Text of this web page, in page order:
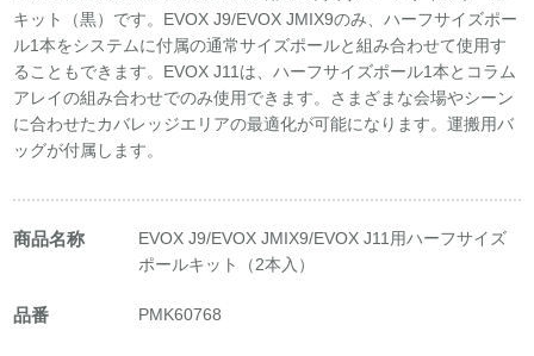
キット（黒）です。EVOX J9/EVOX JMIX9のみ、ハーフサイズポー
ル1本をシステムに付属の通常サイズポールと組み合わせて使用す
ることもできます。EVOX J11は、ハーフサイズポール1本とコラム
アレイの組み合わせでのみ使用できます。さまざまな会場やシーン
に合わせたカバレッジエリアの最適化が可能になります。運搬用バ
ッグが付属します。
商品名称
EVOX J9/EVOX JMIX9/EVOX J11用ハーフサイズ
ポールキット（2本入）
品番 PMK60768